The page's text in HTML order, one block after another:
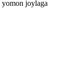
yomon joylaga